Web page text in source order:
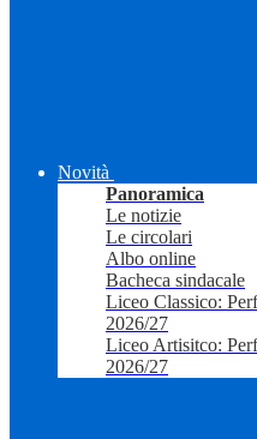
Novità
Panoramica
Le notizie
Le circolari
Albo online
Bacheca sindacale
Liceo Classico:
2026/27
Liceo Artisitco:
2026/27